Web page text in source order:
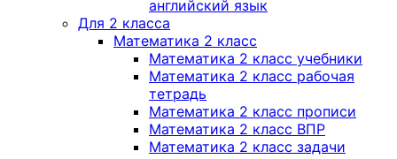
английский язык
Для 2 класса
Математика 2 класс
Математика 2 класс учебники
Математика 2 класс рабочая
тетрадь
Математика 2 класс прописи
Математика 2 класс ВПР
Математика 2 класс задачи